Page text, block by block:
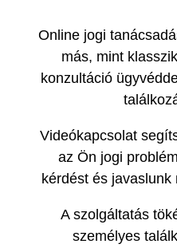
Online jogi
más, mint
konzultáció
Videókapcsolat
az Ön jogi
kérdést és
A szolgáltatás
személyes